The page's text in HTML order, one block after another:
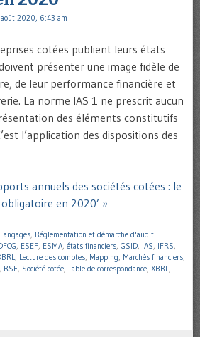
2020, 6:43 am
cotées publient leurs états
présenter une image fidèle de
de leur performance financière et
La norme IAS 1 ne prescrit aucun
des éléments constitutifs
l’application des dispositions des
annuels des sociétés cotées : le
en 2020’ »
Langages, Réglementation et démarche d'audit
, ESEF, ESMA, états financiers, GSID, IAS, IFRS,
, Lecture des comptes, Mapping, Marchés financiers,
, RSE, Société cotée, Table de correspondance, XBRL,